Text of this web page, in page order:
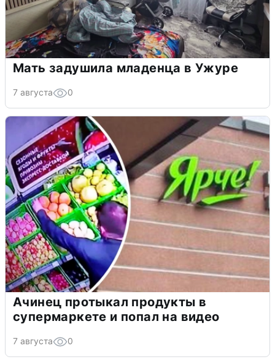
Мать задушила младенца в Ужуре
7 августа 0
Ачинец протыкал продукты в
супермаркете и попал на видео
7 августа 0